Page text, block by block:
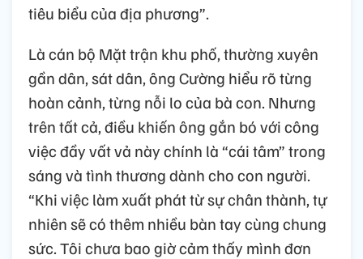
tiêu biểu của địa phương”.
Là cán bộ Mặt trận khu phố, thường xuyên
gần dân, sát dân, ông Cường hiểu rõ từng
hoàn cảnh, từng nỗi lo của bà con. Nhưng
trên tất cả, điều khiến ông gắn bó với công
việc đầy vất vả này chính là “cái tâm” trong
sáng và tình thương dành cho con người.
“Khi việc làm xuất phát từ sự chân thành, tự
nhiên sẽ có thêm nhiều bàn tay cùng chung
sức. Tôi chưa bao giờ cảm thấy mình đơn